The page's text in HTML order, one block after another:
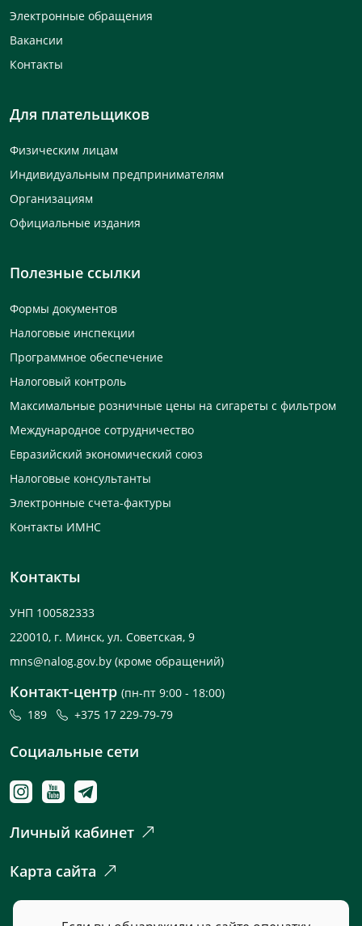
Электронные обращения
Вакансии
Контакты
Для плательщиков
Физическим лицам
Индивидуальным предпринимателям
Организациям
Официальные издания
Полезные ссылки
Формы документов
Налоговые инспекции
Программное обеспечение
Налоговый контроль
Максимальные розничные цены на сигареты с фильтром
Международное сотрудничество
Евразийский экономический союз
Налоговые консультанты
Электронные счета-фактуры
Контакты ИМНС
Контакты
УНП 100582333
220010, г. Минск, ул. Советская, 9
mns@nalog.gov.by (кроме обращений)
Контакт-центр (пн-пт 9:00 - 18:00)
189
+375 17 229-79-79
Социальные сети
Личный кабинет
Карта сайта